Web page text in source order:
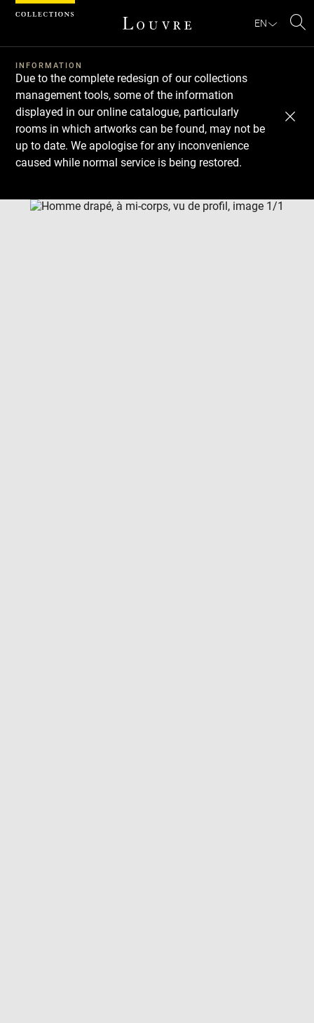
EN
INFORMATION
Due to the complete redesign of our collections
management tools, some of the information
displayed in our online catalogue, particularly
rooms in which artworks can be found, may not be
up to date. We apologise for any inconvenience
caused while normal service is being restored.
Download
Next
Previous
Cookies management panel